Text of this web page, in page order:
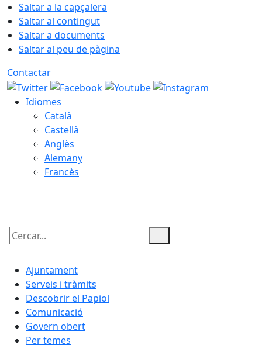
Saltar a la capçalera
Saltar al contingut
Saltar a documents
Saltar al peu de pàgina
Contactar
Idiomes
Català
Castellà
Anglès
Alemany
Francès
Cercar:
Ajuntament
Serveis i tràmits
Descobrir el Papiol
Comunicació
Govern obert
Per temes